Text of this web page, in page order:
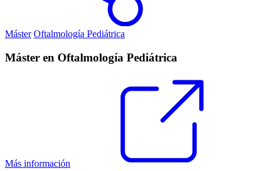
Máster Oftalmología Pediátrica
Máster en Oftalmología Pediátrica
Más información